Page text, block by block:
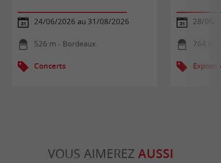
24/06/2026 au 31/08/2026
526 m - Bordeaux
Concerts
28/05/
764 m
VOUS AIMEREZ AUSSI